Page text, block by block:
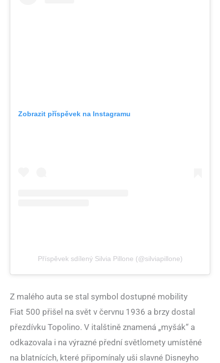
Zobrazit příspěvek na Instagramu
Příspěvek sdílený Silvia Pillone (@silviapillone)
Z malého auta se stal symbol dostupné mobility
Fiat 500 přišel na svět v červnu 1936 a brzy dostal
přezdívku Topolino. V italštině znamená „myšák“ a
odkazovala i na výrazné přední světlomety umístěné
na blatnících, které připomínaly uši slavné Disneyho